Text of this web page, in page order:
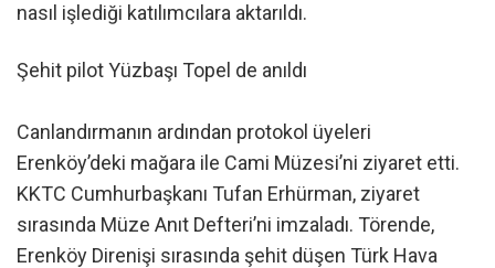
nasıl işlediği katılımcılara aktarıldı.
Şehit pilot Yüzbaşı Topel de anıldı
Canlandırmanın ardından protokol üyeleri
Erenköy’deki mağara ile Cami Müzesi’ni ziyaret etti.
KKTC Cumhurbaşkanı Tufan Erhürman, ziyaret
sırasında Müze Anıt Defteri’ni imzaladı. Törende,
Erenköy Direnişi sırasında şehit düşen Türk Hava